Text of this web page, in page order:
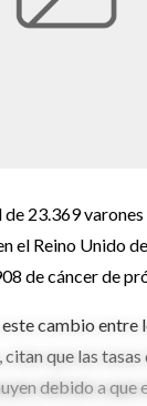
de 23.369
el Reino Unido
de cáncer de
cambio entre
que las tasas
debido a que